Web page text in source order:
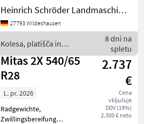
mit Felge schwarz lackiert, 2
Stück Mitas 600/65R38 SST
AC 65 Neu mit Felge
zum Valtra G135
Heinrich Schröder Landmaschinen KG Wildeshausen
27793 Wildeshausen
Kolesa, platišča in
pnevmatike / Mitas
8 dni na
spletu
Mitas 2X 540/65
R28
2.737
€
Cena
vključuje
DDV (19%)
2.300 € neto
L. pr. 2026
Radgewichte,
Zwillingsbereifung